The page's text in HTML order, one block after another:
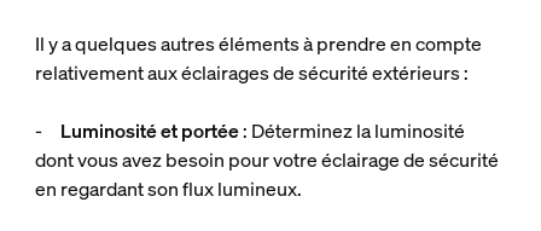
Il y a quelques autres éléments à prendre en compte
relativement aux éclairages de sécurité extérieurs :
- Luminosité et portée: Déterminez la luminosité
dont vous avez besoin pour votre éclairage de sécurité
en regardant son flux lumineux.